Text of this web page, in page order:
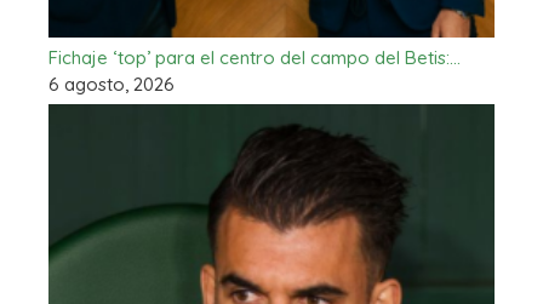
Fichaje ‘top’ para el centro del campo del Betis:…
6 agosto, 2026